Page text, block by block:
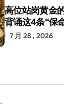
高位站岗黄金
背诵这4条“保
7 月 28 , 2026